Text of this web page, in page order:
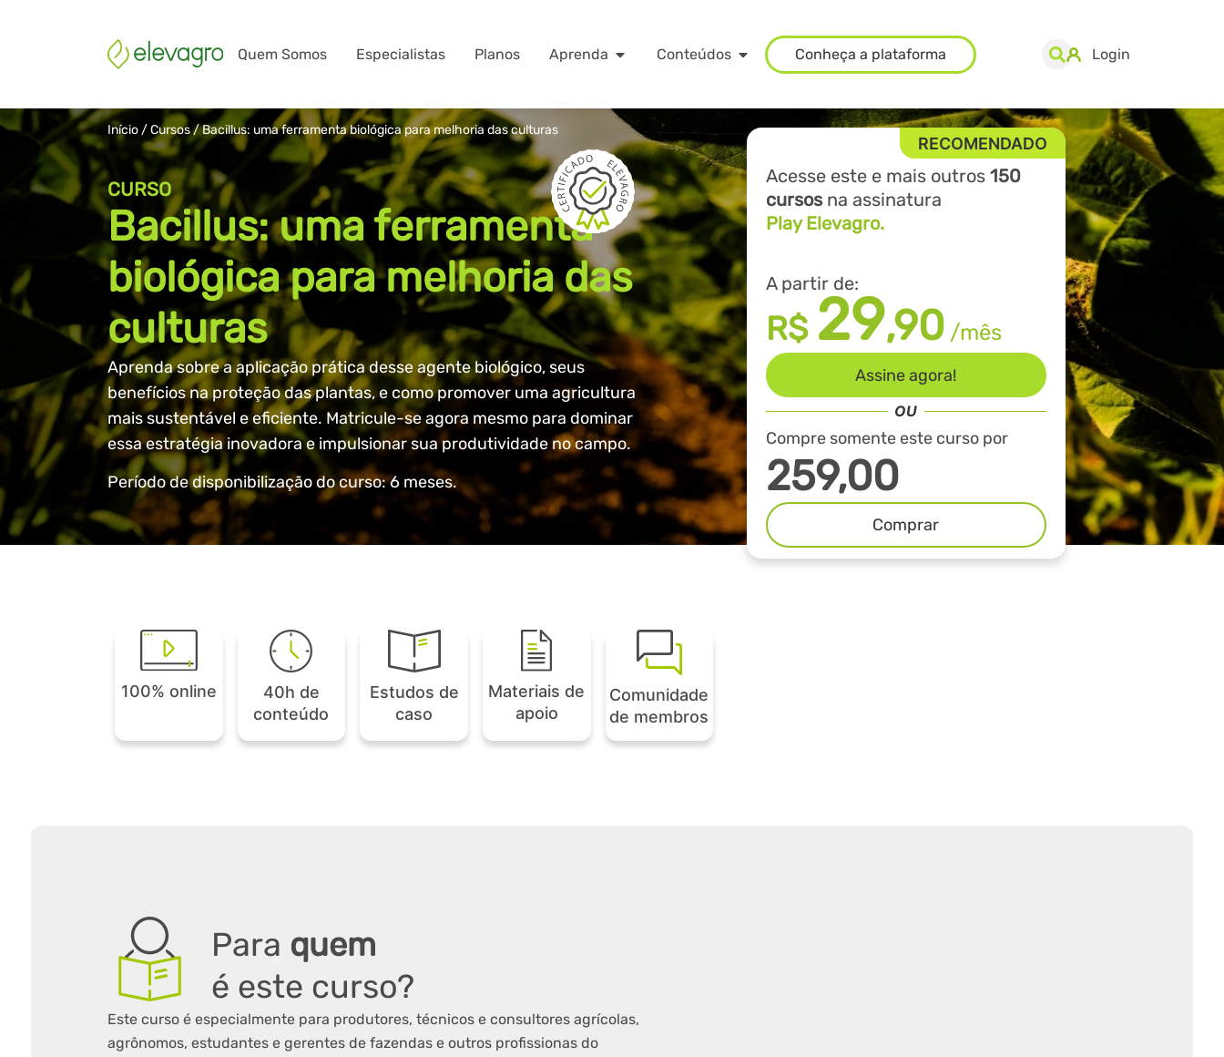
Quem Somos Especialistas Planos Aprenda Conteúdos Conheça a plataforma Login
Início/Cursos/Bacillus: uma ferramenta biológica para melhoria das culturas
CURSO
Bacillus: uma ferramenta
biológica para melhoria das
culturas
Aprenda sobre a aplicação prática desse agente biológico, seus
benefícios na proteção das plantas, e como promover uma agricultura
mais sustentável e eficiente. Matricule-se agora mesmo para dominar
essa estratégia inovadora e impulsionar sua produtividade no campo.
Período de disponibilização do curso: 6 meses.
Acesse este e mais outros 150
cursosna assinatura
Play Elevagro.
A partir de:
R$ 29,90/mês
Assine agora!
Compre somente este curso por
259,00
Comprar
100% online
40h de
conteúdo
Estudos de
caso
Materiais de
apoio
Comunidade
de membros
Para quem
é este curso?
Este curso é especialmente para produtores, técnicos e consultores agrícolas,
agrônomos, estudantes e gerentes de fazendas e outros profissionas do